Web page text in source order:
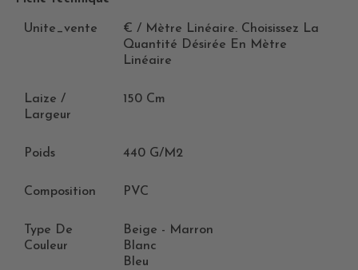
Unite_vente
€ / Mètre Linéaire. Choisissez La
Quantité Désirée En Mètre
Linéaire
Laize /
Largeur
150 Cm
Poids 440 G/m2
Composition PVC
Type De
Couleur
Beige - Marron
Blanc
Bleu